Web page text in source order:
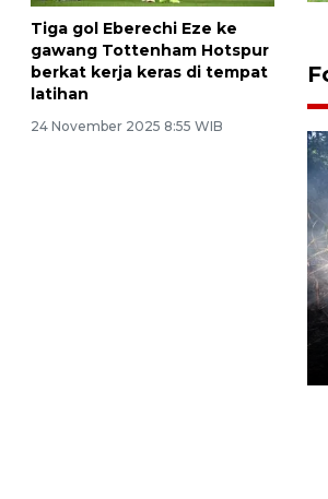
Tiga gol Eberechi Eze ke
gawang Tottenham Hotspur
berkat kerja keras di tempat
latihan
24 November 2025 8:55 WIB